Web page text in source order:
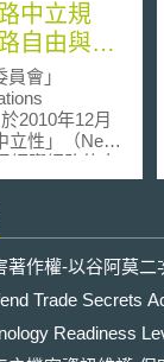
中立規
自由與開
會」
2010年12月
立性」（Net
網際網路的自
提供者
量與內容進
消費者權益、
網際網路政策
關是否介入
內容之管
路上服務與內
著作權-以谷阿莫二
Trade Secrets
Readiness